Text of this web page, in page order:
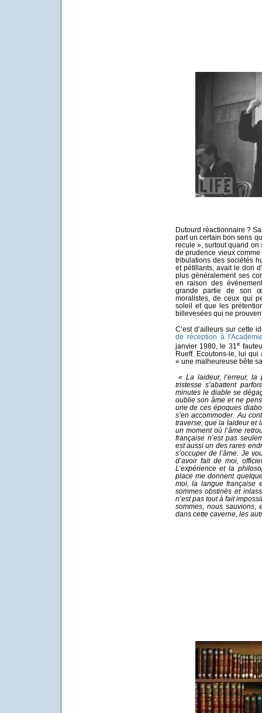
Dutourd réactionnaire ?
part un certain bon sens
recule », surtout quand on
de prudence vieux
tribulations des sociétés
et pétillants, avait le don
plus généralement ses
en raison des
grande partie de son
moralistes, de ceux qui
soleil et que les
billevesées qui ne
C’est d’ailleurs sur cette
de réception à
janvier 1980, le 31 e
Rueff. Ecoutons-le, lui
« une malheureuse bête
« La laideur, l’erreur,
tristesse s’abattent
minutes le diable se
oublie son âme et ne
une de ces époques
s’en accommoder. Au
traverse, que la laideur et
un moment où l’âme
française n’est pas
est aussi un des rares
s’occuper de l’âme. Je
d’avoir fait de moi,
L’expérience et la
place me donnent
moi, la langue française
sommes obstinés et
n’est pas tout à fait
sommes, nous sauvions,
dans cette caverne, les